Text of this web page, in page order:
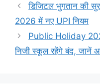
डिजिटल भुगतान की
2026 में नए UPI नियम
Public Holiday
निजी स्कूल रहेंगे बंद, जानें